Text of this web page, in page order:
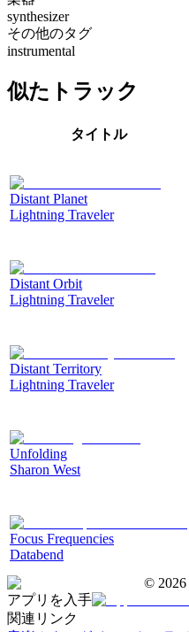
synthesizer
その他のタグ
instrumental
似たトラック
タイトル
Distant Planet
Lightning Traveler
Distant Orbit
Lightning Traveler
Distant Territory
Lightning Traveler
Unfolding
Sharon West
Focus Frequencies
Databend
© 2026
アプリを入手
関連リンク